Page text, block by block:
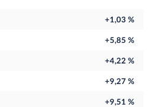
+1,03 %
+5,85 %
+4,22 %
+9,27 %
+9,51 %